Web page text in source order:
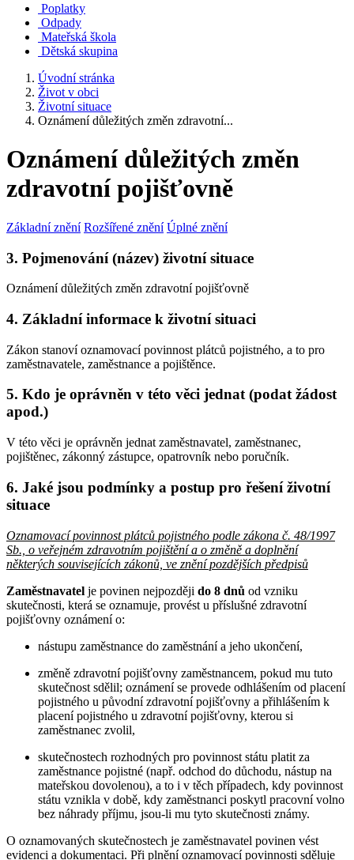
Poplatky
Odpady
Mateřská škola
Dětská skupina
Úvodní stránka
Život v obci
Životní situace
Oznámení důležitých změn zdravotní...
Oznámení důležitých změn
zdravotní pojišťovně
Základní znění Rozšířené znění Úplné znění
3. Pojmenování (název) životní situace
Oznámení důležitých změn zdravotní pojišťovně
4. Základní informace k životní situaci
Zákon stanoví oznamovací povinnost plátců pojistného, a to pro
zaměstnavatele, zaměstnance a pojištěnce.
5. Kdo je oprávněn v této věci jednat (podat žádost
apod.)
V této věci je oprávněn jednat zaměstnavatel, zaměstnanec,
pojištěnec, zákonný zástupce, opatrovník nebo poručník.
6. Jaké jsou podmínky a postup pro řešení životní
situace
Oznamovací povinnost plátců pojistného podle zákona č. 48/1997
Sb., o veřejném zdravotním pojištění a o změně a doplnění
některých souvisejících zákonů, ve znění pozdějších předpisů
Zaměstnavatel je povinen nejpozději do 8 dnů od vzniku
skutečnosti, která se oznamuje, provést u příslušné zdravotní
pojišťovny oznámení o:
nástupu zaměstnance do zaměstnání a jeho ukončení,
změně zdravotní pojišťovny zaměstnancem, pokud mu tuto
skutečnost sdělil; oznámení se provede odhlášením od placení
pojistného u původní zdravotní pojišťovny a přihlášením k
placení pojistného u zdravotní pojišťovny, kterou si
zaměstnanec zvolil,
skutečnostech rozhodných pro povinnost státu platit za
zaměstnance pojistné (např. odchod do důchodu, nástup na
mateřskou dovolenou), a to i v těch případech, kdy povinnost
státu vznikla v době, kdy zaměstnanci poskytl pracovní volno
bez náhrady příjmu, jsou-li mu tyto skutečnosti známy.
O oznamovaných skutečnostech je zaměstnavatel povinen vést
evidenci a dokumentaci. Při plnění oznamovací povinnosti sděluje